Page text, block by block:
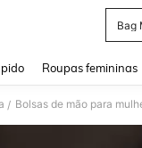
Bag
Roupas femininas
/ Bolsas de mão para